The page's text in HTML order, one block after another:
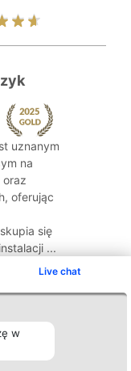
Live chat
w
uznanym
na
oferując
się
...
Kontakt